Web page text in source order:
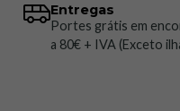
Entregas
Portes grátis em
a 80€ + IVA (Exceto